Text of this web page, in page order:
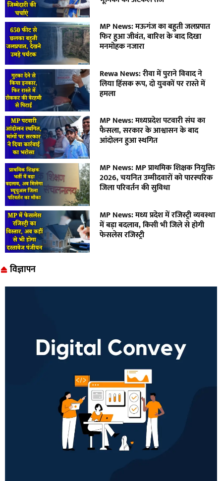
MP News: मऊगंज का बहुती जलप्रपात
फिर हुआ जीवंत, बारिश के बाद दिखा
मनमोहक नजारा
Rewa News: रीवा में पुराने विवाद ने
लिया हिंसक रूप, दो युवकों पर रास्ते में
हमला
MP News: मध्यप्रदेश पटवारी संघ का
फैसला, सरकार के आश्वासन के बाद
आंदोलन हुआ स्थगित
MP News: MP प्राथमिक शिक्षक नियुक्ति
2026, चयनित उम्मीदवारों को पारस्परिक
जिला परिवर्तन की सुविधा
MP News: मध्य प्रदेश में रजिस्ट्री व्यवस्था
में बड़ा बदलाव, किसी भी जिले से होगी
फेसलेस रजिस्ट्री
विज्ञापन